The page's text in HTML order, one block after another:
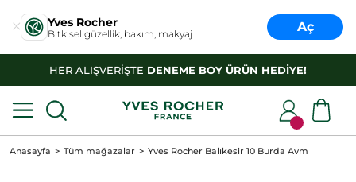
Yves Rocher
Bitkisel güzellik, bakım, makyaj Aç
HER ALIŞVERİŞTE DENEME BOY ÜRÜN HEDİYE!
Anasayfa Tüm mağazalar Yves Rocher Balıkesir 10 Burda Avm